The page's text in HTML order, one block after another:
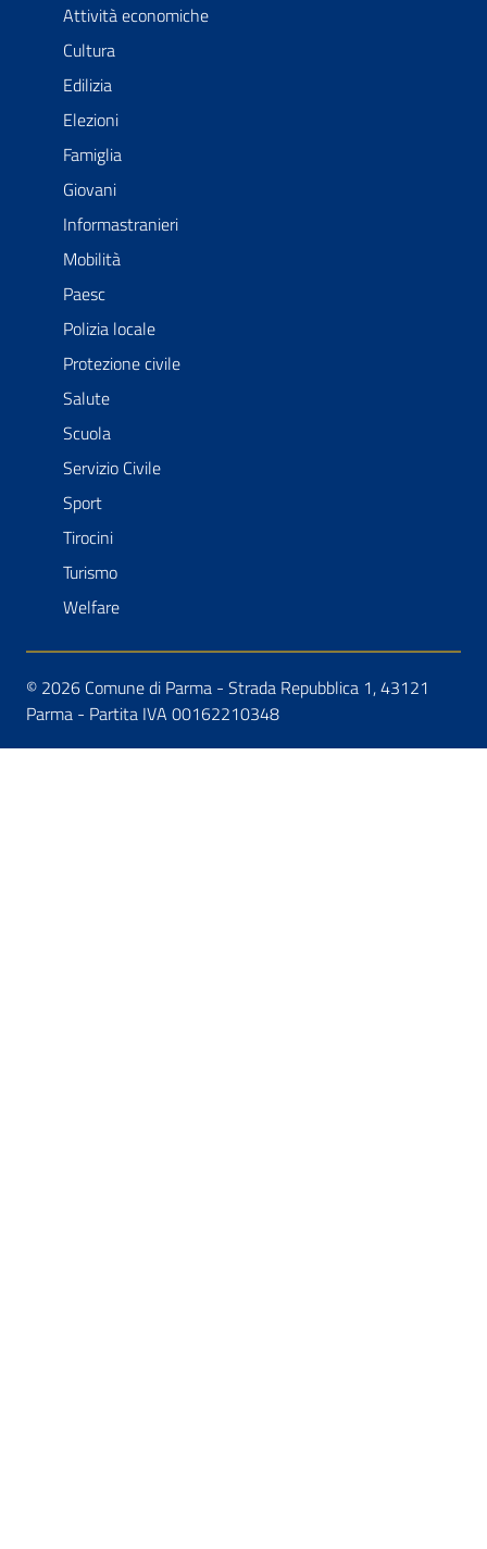
Attività economiche
Cultura
Edilizia
Elezioni
Famiglia
Giovani
Informastranieri
Mobilità
Paesc
Polizia locale
Protezione civile
Salute
Scuola
Servizio Civile
Sport
Tirocini
Turismo
Welfare
© 2026 Comune di Parma - Strada Repubblica 1, 43121
Parma - Partita IVA 00162210348